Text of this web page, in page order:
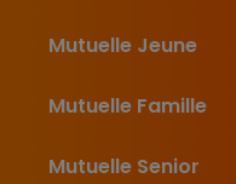
Mutuelle Jeune
Mutuelle Famille
Mutuelle Senior